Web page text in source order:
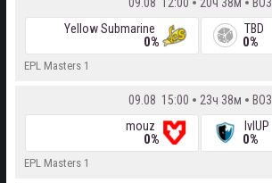
EPL Masters 1
Yellow Submarine
0% 0%
TBD
EPL Masters 1
mouz
0%
09.08 15:00 23ч 38м BO3
0%
lvlUP